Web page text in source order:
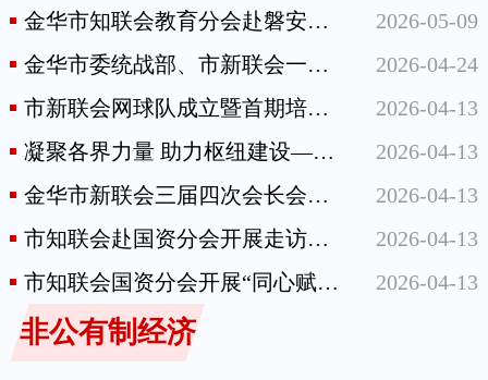
金华市知联会教育分会赴磐安开展“知联送教”活动
2026-05-09
金华市委统战部、市新联会一行赴温州调研交流
2026-04-24
市新联会网球队成立暨首期培训开班仪式举行
2026-04-13
凝聚各界力量 助力枢纽建设——市知联会、市新联会联合开展陆港枢纽项目专项民主监督调研
2026-04-13
金华市新联会三届四次会长会议召开
2026-04-13
市知联会赴国资分会开展走访慰问活动
2026-04-13
市知联会国资分会开展“同心赋能·履职兴企”春季研学活动
2026-04-13
非公有制经济